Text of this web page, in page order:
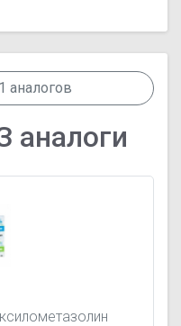
аналогов
аналоги
ксилометазолин